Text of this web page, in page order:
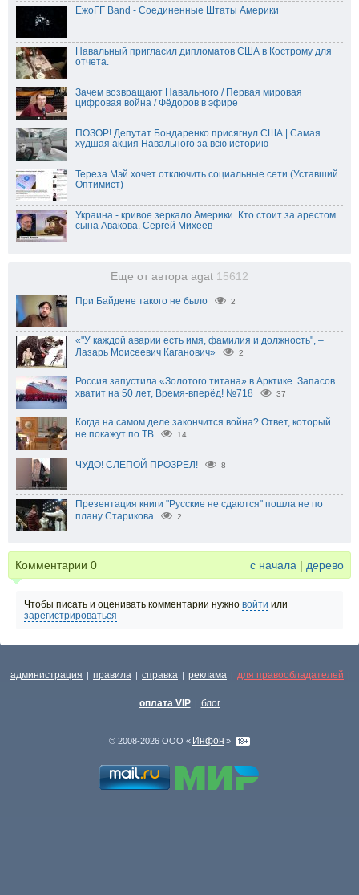
ЕжоFF Band - Соединенные Штаты Америки
Навальный пригласил дипломатов США в Кострому для
отчета.
Зачем возвращают Навального / Первая мировая
цифровая война / Фёдоров в эфире
ПОЗОР! Депутат Бондаренко присягнул США | Самая
худшая акция Навального за всю историю
Тереза Мэй хочет отключить социальные сети (Уставший
Оптимист)
Украина - кривое зеркало Америки. Кто стоит за арестом
сына Авакова. Сергей Михеев
Еще от автора agat 15612
При Байдене такого не было 2
«"У каждой аварии есть имя, фамилия и должность", –
Лазарь Моисеевич Каганович»
2
Россия запустила «Золотого титана» в Арктике. Запасов
хватит на 50 лет, Время-вперёд! №718
37
Когда на самом деле закончится война? Ответ, который
не покажут по ТВ
14
ЧУДО! СЛЕПОЙ ПРОЗРЕЛ! 8
Презентация книги "Русские не сдаются" пошла не по
плану Старикова
2
Комментарии 0 с начала | дерево
Чтобы писать и оценивать комментарии нужно войти или
зарегистрироваться
администрация | правила | справка | реклама | для правообладателей |
оплата VIP | блог
© 2008-2026 ООО « Инфон »